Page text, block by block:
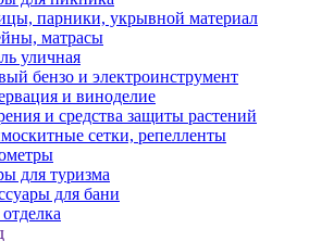
парники, укрывной материал
матрасы
уличная
бензо и электроинструмент
и виноделие
и средства защиты растений
сетки, репелленты
для туризма
для бани